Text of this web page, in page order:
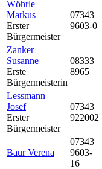
Wöhrle
Markus
Erster
Bürgermeister
07343
9603-0
Zanker
Susanne
Erste
Bürgermeisterin
08333
8965
Lessmann
Josef
Erster
Bürgermeister
07343
922002
Baur Verena
07343
9603-
16